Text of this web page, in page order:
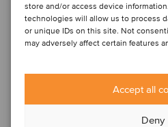
store and/or access device
technologies will allow us to process
or unique IDs on this site. Not
may adversely affect certain features
Accept all
Deny